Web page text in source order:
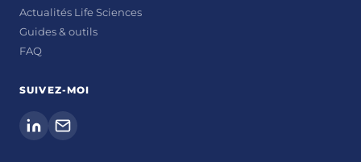
Actualités Life Sciences
Guides & outils
FAQ
SUIVEZ-MOI